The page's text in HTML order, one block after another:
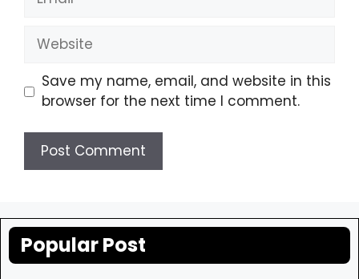
Website
Save my name, email, and website in this
browser for the next time I comment.
Popular Post